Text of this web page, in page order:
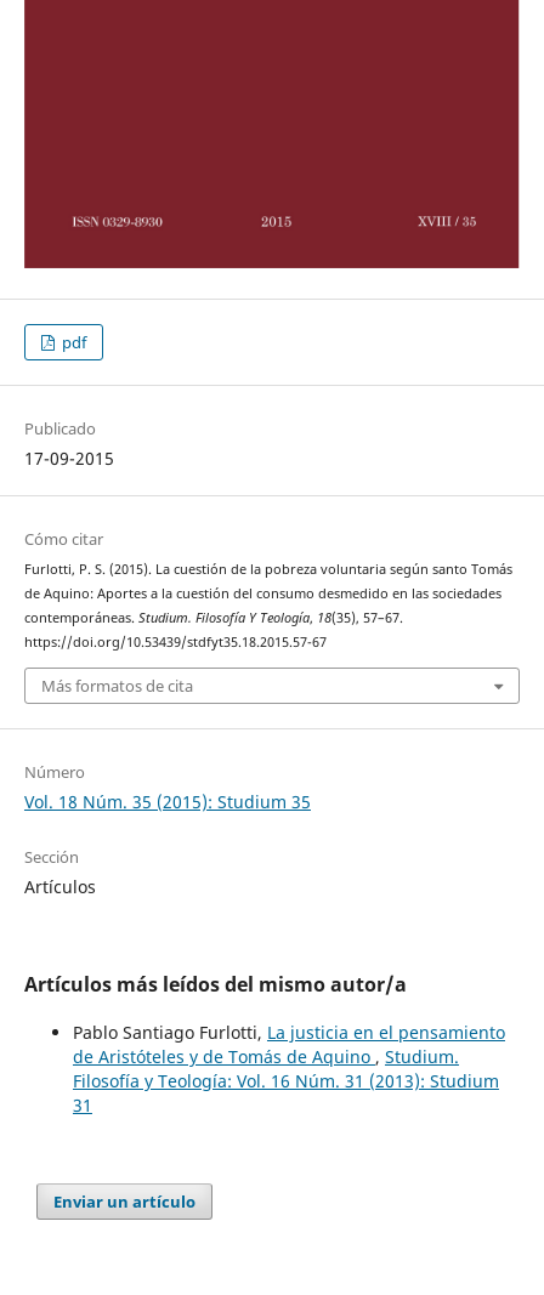
pdf
Publicado
17-09-2015
Cómo citar
Furlotti, P. S. (2015). La cuestión de la pobreza voluntaria según santo Tomás
de Aquino: Aportes a la cuestión del consumo desmedido en las sociedades
contemporáneas. Studium. Filosofía Y Teología, 18(35), 57–67.
https://doi.org/10.53439/stdfyt35.18.2015.57-67
Más formatos de cita
Número
Vol. 18 Núm. 35 (2015): Studium 35
Sección
Artículos
Artículos más leídos del mismo autor/a
Pablo Santiago Furlotti, La justicia en el pensamiento
de Aristóteles y de Tomás de Aquino , Studium.
Filosofía y Teología: Vol. 16 Núm. 31 (2013): Studium
31
Enviar un artículo